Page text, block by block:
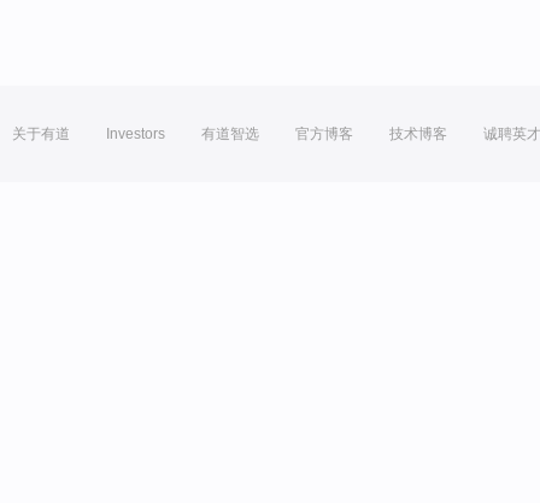
关于有道 Investors 有道智选 官方博客 技术博客 诚聘英才